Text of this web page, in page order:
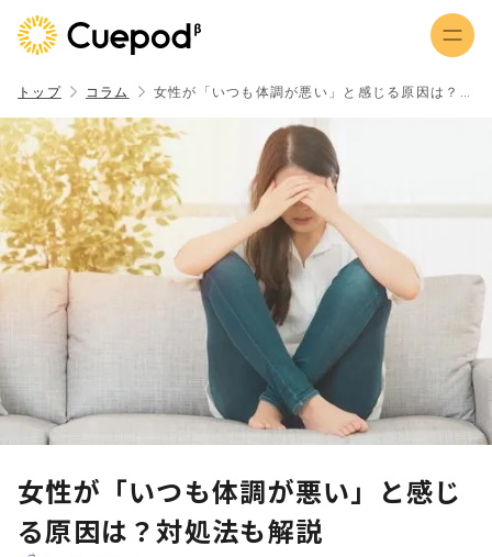
トップ コラム
女性が「いつも体調が悪い」と感じ
る原因は？対処法も解説